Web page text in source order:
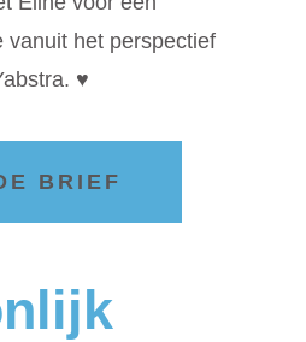
vanuit het perspectief
♥
BRIEF